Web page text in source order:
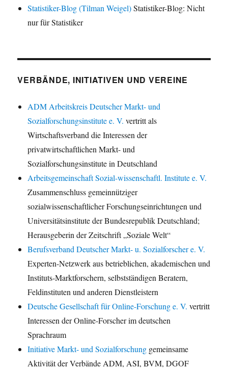
Statistiker-Blog (Tilman Weigel)Statistiker-Blog: Nicht
nur für Statistiker
VERBÄNDE, INITIATIVEN UND VEREINE
ADM Arbeitskreis Deutscher Markt- und
Sozialforschungsinstitute e. V. vertritt als
Wirtschaftsverband die Interessen der
privatwirtschaftlichen Markt- und
Sozialforschungsinstitute in Deutschland
Arbeitsgemeinschaft Sozial-wissenschaftl. Institute e. V.
Zusammenschluss gemeinnütziger
sozialwissenschaftlicher Forschungseinrichtungen und
Universitätsinstitute der Bundesrepublik Deutschland;
Herausgeberin der Zeitschrift „Soziale Welt“
Berufsverband Deutscher Markt- u. Sozialforscher e. V.
Experten-Netzwerk aus betrieblichen, akademischen und
Instituts-Marktforschern, selbstständigen Beratern,
Feldinstituten und anderen Dienstleistern
Deutsche Gesellschaft für Online-Forschung e. V. vertritt
Interessen der Online-Forscher im deutschen
Sprachraum
Initiative Markt- und Sozialforschung gemeinsame
Aktivität der Verbände ADM, ASI, BVM, DGOF